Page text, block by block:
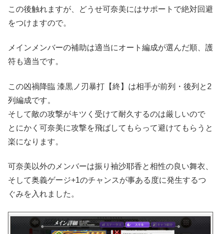
この後触れますが、どうせ可奈美にはサポートで絶対回避
をつけますので。
メインメンバーの補助は適当にオート編成が選んだ順、護
符も適当です。
この凶禍降臨 漆黒ノ刃暴打【終】は相手が前列・後列と2
列編成です。
そして敵の攻撃がキツく受けて耐久するのは厳しいので
とにかく可奈美に攻撃を飛ばしてもらって避けてもらうと
楽になります。
可奈美以外のメンバーは振り袖沙耶香と相性の良い舞衣、
そして奥義ゲージ+1のチャンスが事ある度に発生するつ
ぐみを入れました。